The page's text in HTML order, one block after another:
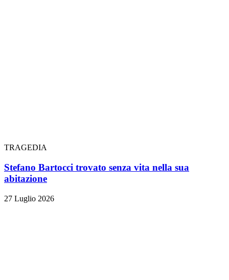
TRAGEDIA
Stefano Bartocci trovato senza vita nella sua
abitazione
27 Luglio 2026